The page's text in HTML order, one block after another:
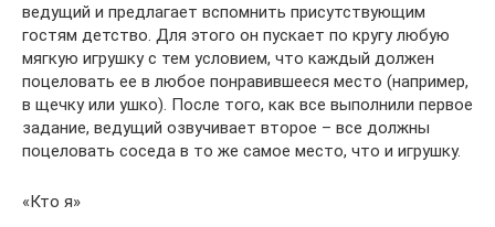
ведущий и предлагает вспомнить присутствующим
гостям детство. Для этого он пускает по кругу любую
мягкую игрушку с тем условием, что каждый должен
поцеловать ее в любое понравившееся место (например,
в щечку или ушко). После того, как все выполнили первое
задание, ведущий озвучивает второе – все должны
поцеловать соседа в то же самое место, что и игрушку.
«Кто я»